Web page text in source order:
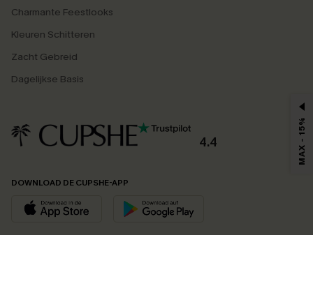
Charmante Feestlooks
Kleuren Schitteren
Zacht Gebreid
Dagelijkse Basis
4.4
DOWNLOAD DE CUPSHE-APP
MAX - 15%